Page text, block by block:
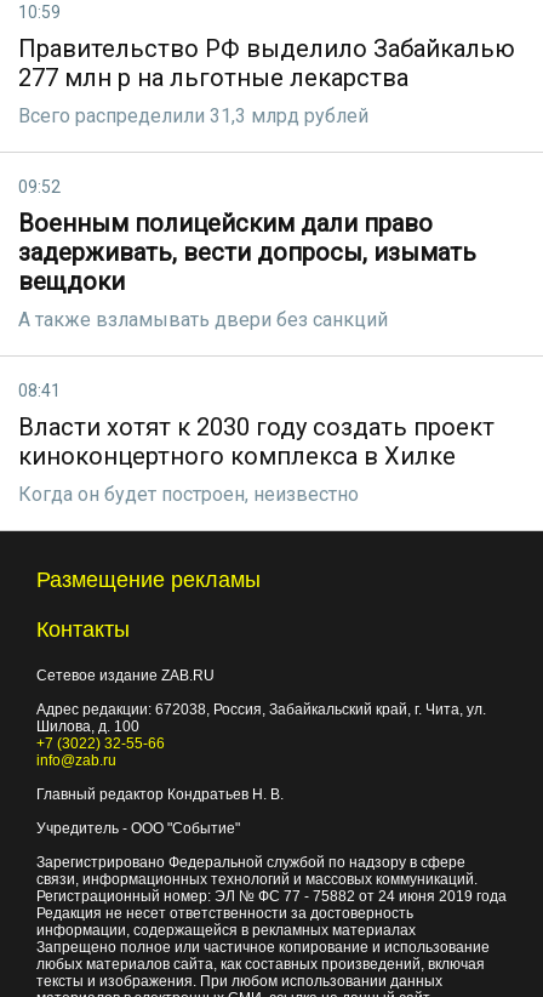
10:59
Правительство РФ выделило Забайкалью
277 млн р на льготные лекарства
Всего распределили 31,3 млрд рублей
09:52
Военным полицейским дали право
задерживать, вести допросы, изымать
вещдоки
А также взламывать двери без санкций
08:41
Власти хотят к 2030 году создать проект
киноконцертного комплекса в Хилке
Когда он будет построен, неизвестно
Размещение рекламы
Контакты
Сетевое издание ZAB.RU
Адрес редакции: 672038, Россия, Забайкальский край, г. Чита, ул.
Шилова, д. 100
+7 (3022) 32-55-66
info@zab.ru
Главный редактор Кондратьев Н. В.
Учредитель - ООО "Событие"
Зарегистрировано Федеральной службой по надзору в сфере
связи, информационных технологий и массовых коммуникаций.
Регистрационный номер: ЭЛ № ФС 77 - 75882 от 24 июня 2019 года
Редакция не несет ответственности за достоверность
информации, содержащейся в рекламных материалах
Запрещено полное или частичное копирование и использование
любых материалов сайта, как составных произведений, включая
тексты и изображения. При любом использовании данных